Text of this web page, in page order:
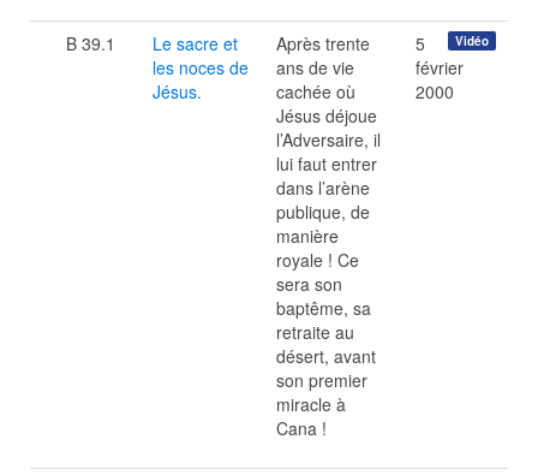
B 39.1
Le sacre et
les noces de
Jésus.
Après trente
ans de vie
cachée où
Jésus déjoue
l’Adversaire, il
lui faut entrer
dans l’arène
publique, de
manière
royale ! Ce
sera son
baptême, sa
retraite au
désert, avant
son premier
miracle à
Cana !
Vidéo
5
février
2000